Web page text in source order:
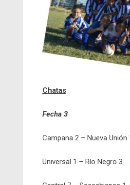
Chatas
Fecha 3
Campana 2 – Nueva Unión
Universal 1 – Río Negro 3